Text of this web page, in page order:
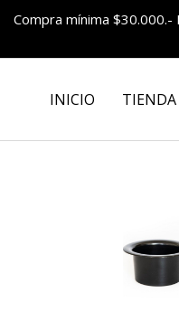
Compra mínima $30.000.-
INICIO